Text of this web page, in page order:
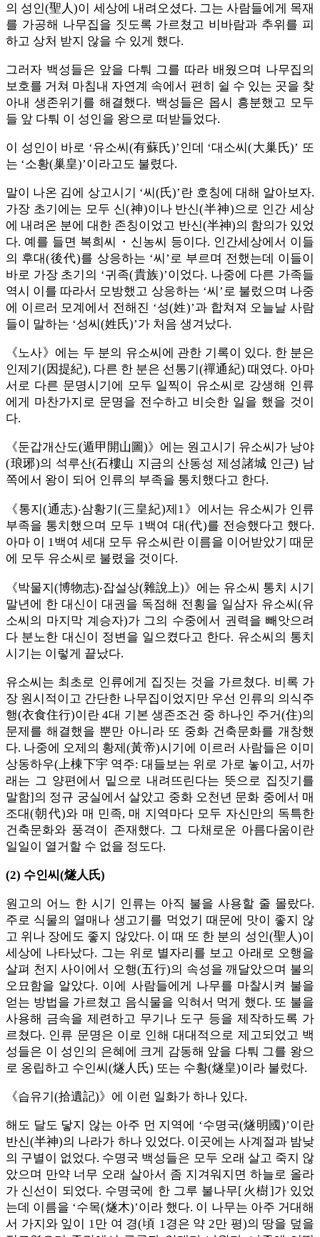
의 성인(聖人)이 세상에 내려오셨다. 그는 사람들에게 목재
를 가공해 나무집을 짓도록 가르쳤고 비바람과 추위를 피
하고 상처 받지 않을 수 있게 했다.
그러자 백성들은 앞을 다퉈 그를 따라 배웠으며 나무집의
보호를 거쳐 마침내 자연계 속에서 편히 쉴 수 있는 곳을 찾
아내 생존위기를 해결했다. 백성들은 몹시 흥분했고 모두
들 앞 다퉈 이 성인을 왕으로 떠받들었다.
이 성인이 바로 ‘유소씨(有蘇氏)’인데 ‘대소씨(大巢氏)’ 또
는 ‘소황(巢皇)’이라고도 불렸다.
말이 나온 김에 상고시기 ‘씨(氏)’란 호칭에 대해 알아보자.
가장 초기에는 모두 신(神)이나 반신(半神)으로 인간 세상
에 내려온 분에 대한 존칭이었고 반신(半神)의 함의가 있었
다. 예를 들면 복희씨・신농씨 등이다. 인간세상에서 이들
의 후대(後代)를 상응하는 ‘씨’로 부르며 전했는데 이들이
바로 가장 초기의 ‘귀족(貴族)’이었다. 나중에 다른 가족들
역시 이를 따라서 모방했고 상응하는 ‘씨’로 불렀으며 나중
에 이르러 모계에서 전해진 ‘성(姓)’과 합쳐져 오늘날 사람
들이 말하는 ‘성씨(姓氏)’가 처음 생겨났다.
《노사》에는 두 분의 유소씨에 관한 기록이 있다. 한 분은
인제기(因提紀), 다른 한 분은 선통기(禪通紀) 때였다. 아마
서로 다른 문명시기에 모두 일찍이 유소씨로 강생해 인류
에게 마찬가지로 문명을 전수하고 비슷한 일을 했을 것이
다.
《둔갑개산도(遁甲開山圖)》에는 원고시기 유소씨가 낭야
(琅琊)의 석루산(石樓山 지금의 산동성 제성諸城 인근) 남
쪽에서 왕이 되어 인류의 부족을 통치했다고 한다.
《통지(通志)‧삼황기(三皇紀)제1》에서는 유소씨가 인류
부족을 통치했으며 모두 1백여 대(代)를 전승했다고 했다.
아마 이 1백여 세대 모두 유소씨란 이름을 이어받았기 때문
에 모두 유소씨로 불렸을 것이다.
《박물지(博物志)‧잡설상(雜說上)》에는 유소씨 통치 시기
말년에 한 대신이 대권을 독점해 전횡을 일삼자 유소씨(유
소씨의 마지막 계승자)가 그의 수중에서 권력을 빼앗으려
다 분노한 대신이 정변을 일으켰다고 한다. 유소씨의 통치
시기는 이렇게 끝났다.
유소씨는 최초로 인류에게 집짓는 것을 가르쳤다. 비록 가
장 원시적이고 간단한 나무집이었지만 우선 인류의 의식주
행(衣食住行)이란 4대 기본 생존조건 중 하나인 주거(住)의
문제를 해결했을 뿐만 아니라 또 중화 건축문화를 개창했
다. 나중에 오제의 황제(黃帝)시기에 이르러 사람들은 이미
상동하우(上棟下宇 역주: 대들보는 위로 가로 놓이고, 서까
래는 그 양편에서 밑으로 내려뜨린다는 뜻으로 집짓기를
말함]의 정규 궁실에서 살았고 중화 오천년 문화 중에서 매
조대(朝代)와 매 민족, 매 지역마다 모두 자신만의 독특한
건축문화와 풍격이 존재했다. 그 다채로운 아름다움이란
일일이 열거할 수 없을 정도다.
(2) 수인씨(燧人氏)
원고의 어느 한 시기 인류는 아직 불을 사용할 줄 몰랐다.
주로 식물의 열매나 생고기를 먹었기 때문에 맛이 좋지 않
고 위나 장에도 좋지 않았다. 이 때 또 한 분의 성인(聖人)이
세상에 나타났다. 그는 위로 별자리를 보고 아래로 오행을
살펴 천지 사이에서 오행(五行)의 속성을 깨달았으며 불의
오묘함을 알았다. 이에 사람들에게 나무를 마찰시켜 불을
얻는 방법을 가르쳤고 음식물을 익혀서 먹게 했다. 또 불을
사용해 금속을 제련하고 무기나 도구 등을 제작하도록 가
르쳤다. 인류 문명은 이로 인해 대대적으로 제고되었고 백
성들은 이 성인의 은혜에 크게 감동해 앞을 다퉈 그를 왕으
로 옹립하고 수인씨(燧人氏) 또는 수황(燧皇)이라 불렀다.
《습유기(拾遺記)》에 이런 일화가 하나 있다.
해도 달도 닿지 않는 아주 먼 지역에 ‘수명국(燧明國)’이란
반신(半神)의 나라가 하나 있었다. 이곳에는 사계절과 밤낮
의 구별이 없었다. 수명국 백성들은 모두 오래 살고 죽지 않
았으며 만약 너무 오래 살아서 좀 지겨워지면 하늘로 올라
가 신선이 되었다. 수명국에 한 그루 불나무[火樹]가 있었
는데 이름을 ‘수목(燧木)’이라 했다. 이 나무는 아주 거대해
서 가지와 잎이 1만 여 경(頃 1경은 약 2만 평)의 땅을 덮을